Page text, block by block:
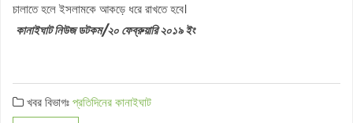
চালাতে হলে ইসলামকে আকড়ে ধরে রাখতে হবে।
কানাইঘাট নিউজ ডটকম/২০ ফেব্রুয়ারি২০১৯ইং
খবর বিভাগঃপ্রতিদিনের কানাইঘাট